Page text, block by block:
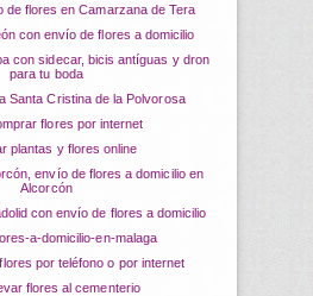
de flores en Camarzana de Tera
con envío de flores a domicilio
para tu boda
Santa Cristina de la Polvorosa
flores por internet
plantas y flores online
Alcorcón
con envío de flores a domicilio
a-domicilio-en-malaga
flores por teléfono o por internet
flores al cementerio